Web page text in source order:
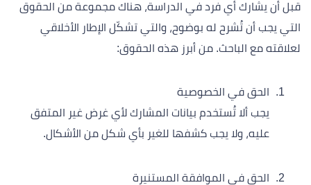
قبل أن يشارك أي فرد في الدراسة، هناك مجموعة من الحقوق
التي يجب أن تُشرح له بوضوح، والتي تشكّل الإطار الأخلاقي
لعلاقته مع الباحث. من أبرز هذه الحقوق:
الحق في الخصوصية
يجب ألا تُستخدم بيانات المشارك لأي غرض غير المتفق
عليه، ولا يجب كشفها للغير بأي شكل من الأشكال.
الحق في الموافقة المستنيرة